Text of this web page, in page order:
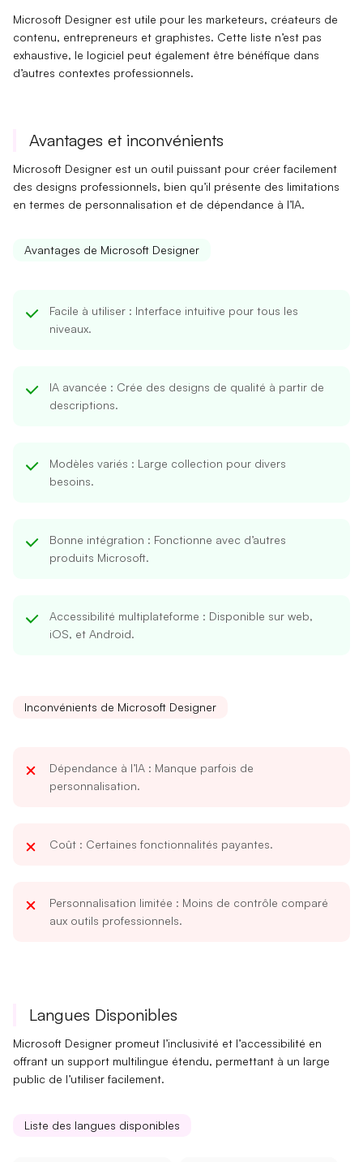
Microsoft Designer est utile pour les marketeurs, créateurs de
contenu, entrepreneurs et graphistes. Cette liste n’est pas
exhaustive, le logiciel peut également être bénéfique dans
d’autres contextes professionnels.
Avantages et inconvénients
Microsoft Designer est un outil puissant pour créer facilement
des designs professionnels, bien qu’il présente des limitations
en termes de personnalisation et de dépendance à l’IA.
Avantages de Microsoft Designer
Facile à utiliser : Interface intuitive pour tous les
niveaux.
IA avancée : Crée des designs de qualité à partir de
descriptions.
Modèles variés : Large collection pour divers
besoins.
Bonne intégration : Fonctionne avec d’autres
produits Microsoft.
Accessibilité multiplateforme : Disponible sur web,
iOS, et Android.
Inconvénients de Microsoft Designer
Dépendance à l’IA : Manque parfois de
personnalisation.
Coût : Certaines fonctionnalités payantes.
Personnalisation limitée : Moins de contrôle comparé
aux outils professionnels.
Langues Disponibles
Microsoft Designer promeut l’inclusivité et l’accessibilité en
offrant un support multilingue étendu, permettant à un large
public de l’utiliser facilement.
Liste des langues disponibles